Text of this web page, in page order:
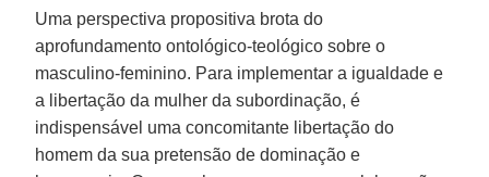
Uma perspectiva propositiva brota do
aprofundamento ontológico-teológico sobre o
masculino-feminino. Para implementar a igualdade e
a libertação da mulher da subordinação, é
indispensável uma concomitante libertação do
homem da sua pretensão de dominação e